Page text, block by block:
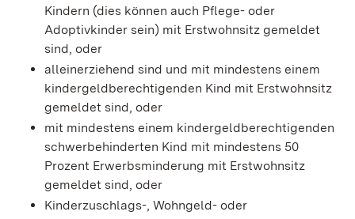
Kindern (dies können auch Pflege- oder
Adoptivkinder sein) mit Erstwohnsitz gemeldet
sind, oder
alleinerziehend sind und mit mindestens einem
kindergeldberechtigenden Kind mit Erstwohnsitz
gemeldet sind, oder
mit mindestens einem kindergeldberechtigenden
schwerbehinderten Kind mit mindestens 50
Prozent Erwerbsminderung mit Erstwohnsitz
gemeldet sind, oder
Kinderzuschlags-, Wohngeld- oder